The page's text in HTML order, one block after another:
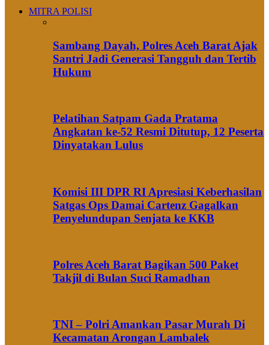
MITRA POLISI
Sambang Dayah, Polres Aceh Barat Ajak
Santri Jadi Generasi Tangguh dan Tertib
Hukum
Pelatihan Satpam Gada Pratama
Angkatan ke-52 Resmi Ditutup, 12 Peserta
Dinyatakan Lulus
Komisi III DPR RI Apresiasi Keberhasilan
Satgas Ops Damai Cartenz Gagalkan
Penyelundupan Senjata ke KKB
Polres Aceh Barat Bagikan 500 Paket
Takjil di Bulan Suci Ramadhan
TNI – Polri Amankan Pasar Murah Di
Kecamatan Arongan Lambalek